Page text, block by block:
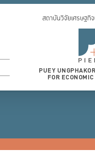
สถาบันวิจัยเศรษฐ
PUEY
FOR